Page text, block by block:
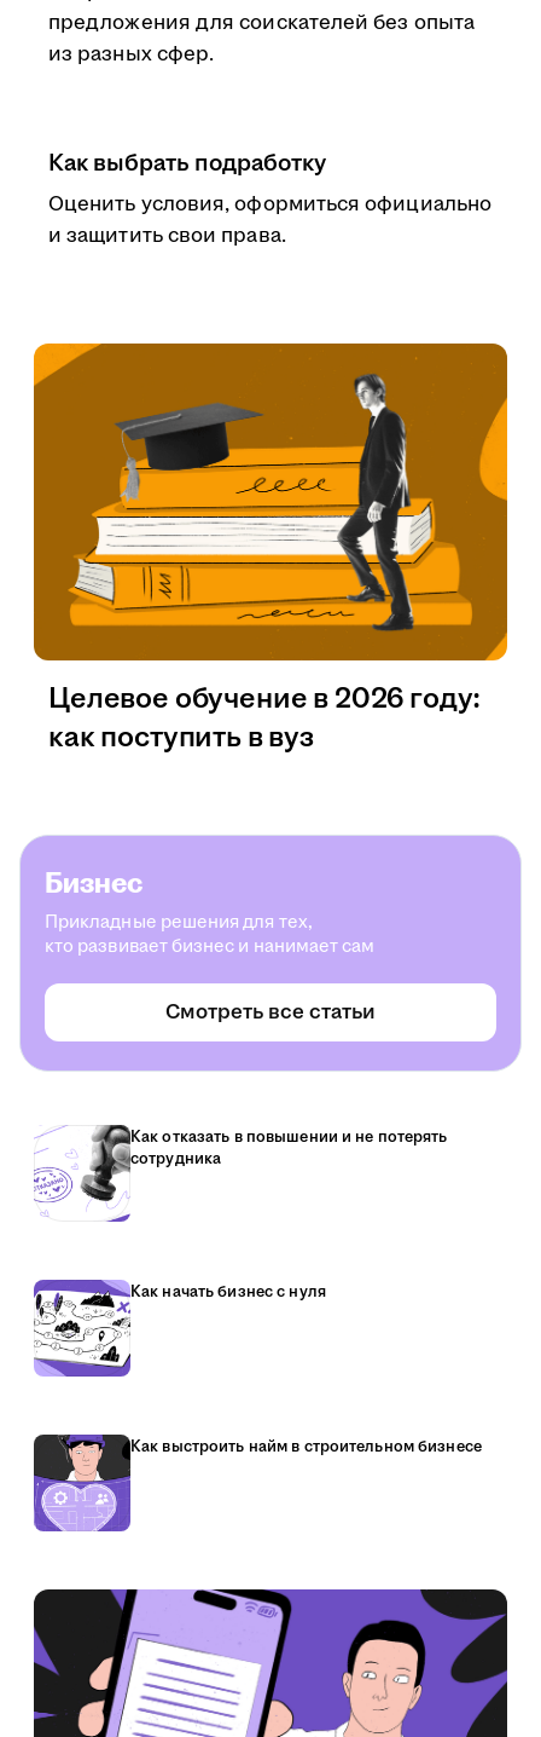
предложения для соискателей без опыта
из разных сфер.
Как выбрать подработку
Оценить условия, оформиться официально
и защитить свои права.
Целевое обучение в 2026 году:
как поступить в вуз
Бизнес
Прикладные решения для тех,
кто развивает бизнес и нанимает сам
Смотреть все статьи
Как отказать в повышении и не потерять
сотрудника
Как начать бизнес с нуля
Как выстроить найм в строительном бизнесе